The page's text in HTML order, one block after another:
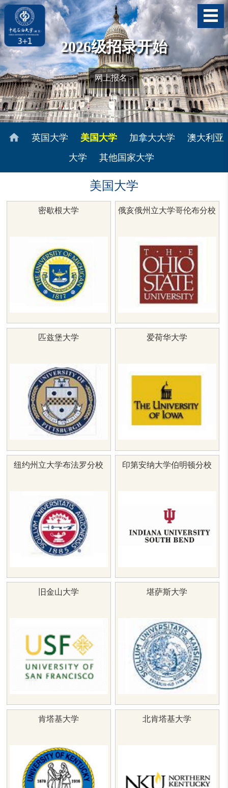
2026级招录开始
网上报名 >
英国大学 美国大学 加拿大大学
澳大利亚
大学
其他国家大学
美国大学
密歇根大学 俄亥俄州立大学哥伦布分校
匹兹堡大学 爱荷华大学
纽约州立大学布法罗分校 印第安纳大学伯明顿分校
旧金山大学 堪萨斯大学
肯塔基大学 北肯塔基大学